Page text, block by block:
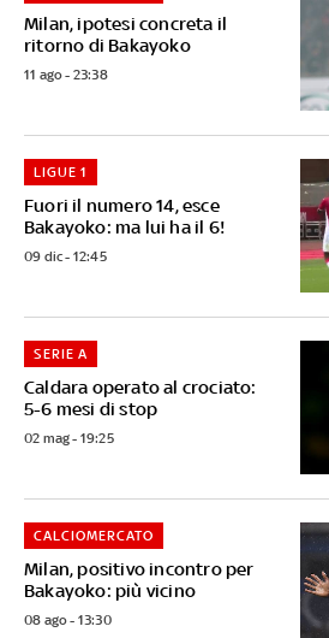
Milan, ipotesi concreta il
ritorno di Bakayoko
11 ago - 23:38
Fuori il numero 14, esce
Bakayoko: ma lui ha il 6!
LIGUE 1
09 dic - 12:45
Caldara operato al crociato:
5-6 mesi di stop
SERIE A
02 mag - 19:25
Milan, positivo incontro per
Bakayoko: più vicino
CALCIOMERCATO
08 ago - 13:30